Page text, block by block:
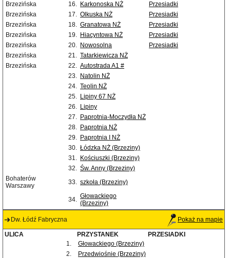
Brzezińska
16. Karkonoska NŻ
Przesiadki
Brzezińska
17. Olkuska NŻ
Przesiadki
Brzezińska
18. Granatowa NŻ
Przesiadki
Brzezińska
19. Hiacyntowa NŻ
Przesiadki
Brzezińska
20. Nowosolna
Przesiadki
Brzezińska
21. Tatarkiewicza NŻ
Brzezińska
22. Autostrada A1 #
23. Natolin NŻ
24. Teolin NŻ
25. Lipiny 67 NŻ
26. Lipiny
27. Paprotnia-Moczydła NŻ
28. Paprotnia NŻ
29. Paprotnia I NŻ
30. Łódzka NŻ (Brzeziny)
31. Kościuszki (Brzeziny)
32. Św. Anny (Brzeziny)
Bohaterów
Warszawy
33. szkoła (Brzeziny)
34. Głowackiego
(Brzeziny)
Dw. Łódź Fabryczna Pokaż na mapie
ULICA PRZYSTANEK
PRZESIADKI
1.
Głowackiego (Brzeziny)
2.
Przedwiośnie (Brzeziny)